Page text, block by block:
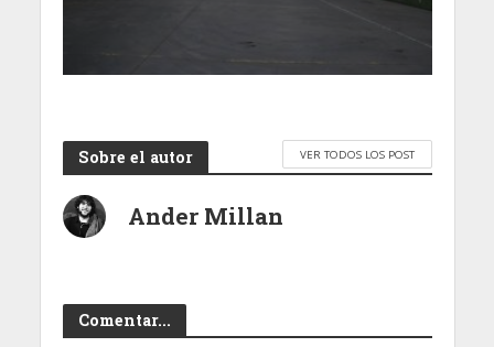
Sobre el autor VER TODOS LOS POST
Ander Millan
Comentar...